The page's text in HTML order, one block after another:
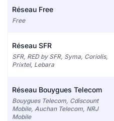
Réseau Free
Free
Réseau SFR
SFR, RED by SFR, Syma, Coriolis,
Prixtel, Lebara
Réseau Bouygues Telecom
Bouygues Telecom, Cdiscount
Mobile, Auchan Telecom, NRJ
Mobile